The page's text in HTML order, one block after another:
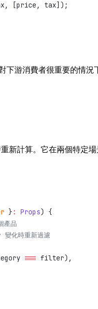
[price, tax]);
下游消費者很重要的情況
新計算。它在兩個特定
} : Props) {
產品
化時重新過濾
=== filter),